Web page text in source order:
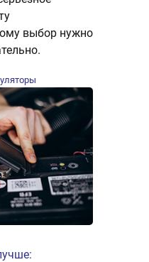
выбор нужно